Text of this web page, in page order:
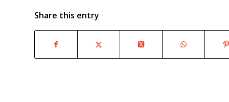
Share this entry